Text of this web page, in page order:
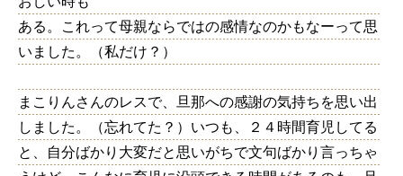
ある。これって母親ならではの感情なのかもなーって思
いました。（私だけ？）
まこりんさんのレスで、旦那への感謝の気持ちを思い出
しました。（忘れてた？）いつも、２４時間育児してる
と、自分ばかり大変だと思いがちで文句ばかり言っちゃ